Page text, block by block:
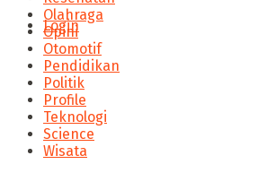
Login
Olahraga
Opini
Otomotif
Pendidikan
Politik
Profile
Teknologi
Science
Wisata